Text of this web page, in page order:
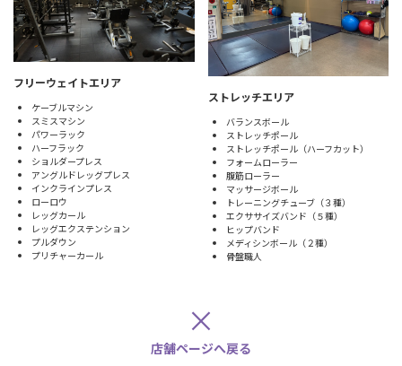
フリーウェイトエリア
ケーブルマシン
スミスマシン
パワーラック
ハーフラック
ショルダープレス
アングルドレッグプレス
インクラインプレス
ローロウ
レッグカール
レッグエクステンション
プルダウン
プリチャーカール
ストレッチエリア
バランスボール
ストレッチポール
ストレッチポール（ハーフカット）
フォームローラー
腹筋ローラー
マッサージボール
トレーニングチューブ（３種）
エクササイズバンド（５種）
ヒップバンド
メディシンボール（２種）
骨盤職人
×
店舗ページへ戻る